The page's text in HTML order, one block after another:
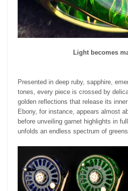
Light becomes
Presented in deep ruby, sapphire,
tones, every piece is crossed by
golden reflections that release its inner
Ebony, for instance, appears almost
before unveiling garnet highlights in
unfolds an endless spectrum of greens.